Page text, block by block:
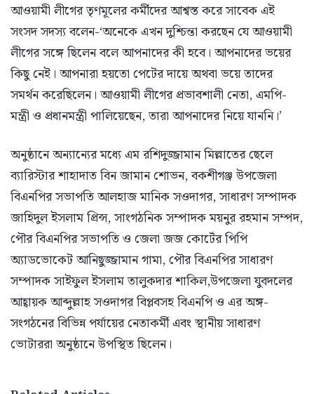
আওয়ামী লীগের তৃণমূলের কর্মীদের আশ্বস্ত করে সাবেক এই
সংসদ সদস্য বলেন-‘অনেকে এখন দুশ্চিন্তা করছেন যে আওয়ামী
লীগের সঙ্গে ছিলেন বলে আপনাদের কী হবে। আপনাদের ভয়ের
কিছু নেই। আপনারা হয়তো পেটের দায়ে অথবা ভয়ে তাদের
সমর্থন করেছিলেন। আওয়ামী লীগের প্রভাবশালী নেতা, এমপি-
মন্ত্রী ও প্রধানমন্ত্রী পালিয়েছেন, তারা আপনাদের নিয়ে যাননি।’
অনুষ্ঠানে অন্যান্যের মধ্যে এম রশিদুজ্জামান মিল্লাতের ছেলে
ব্যারিস্টার শাহাদাত বিন জামান শোভন, বকশীগঞ্জ উপজেলা
বিএনপির সভাপতি আলহাজ মানিক সওদাগর, সাধারণ সম্পাদক
জাহিদুল ইসলাম প্রিন্স, সাংগঠনিক সম্পাদক ময়নুর রহমান সম্পদ,
পৌর বিএনপির সভাপতি ও জেলা জজ কোর্টের পিপি
অ্যাডভোকেট আনিছুজ্জামান গামা, পৌর বিএনপির সাধারণ
সম্পাদক সাইফুল ইসলাম তালুকদার শাকিল,উপজেলা যুবদলের
আহ্বায়ক আব্দুল্লাহ সওদাগর বিপ্লবসহ বিএনপি ও এর অঙ্গ-
সংগঠনের বিভিন্ন পর্যায়ের নেতাকর্মী এবং স্থানীয় সাধারণ
ভোটাররা অনুষ্ঠানে উপস্থিত ছিলেন।